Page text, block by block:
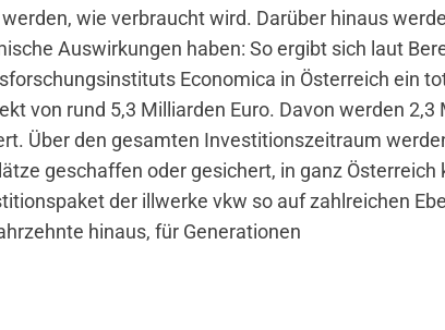
wie verbraucht wird. Darüber hinaus
Auswirkungen haben: So ergibt sich laut
Economica in Österreich ein
von rund 5,3 Milliarden Euro. Davon werden 2,3
Über den gesamten Investitionszeitraum
geschaffen oder gesichert, in ganz Österreich
der illwerke vkw so auf zahlreichen
hinaus, für Generationen